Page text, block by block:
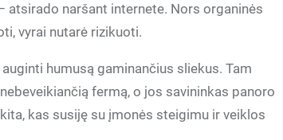
naršant internete. Nors organinės
vyrai nutarė rizikuoti.
humusą gaminančius sliekus. Tam
fermą, o jos savininkas panoro
kas susiję su įmonės steigimu ir veiklos